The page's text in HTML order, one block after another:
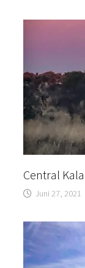
Central
Juni 27, 2021